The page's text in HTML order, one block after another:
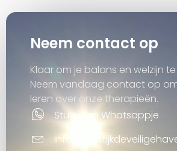
Neem contact op
Klaar om je balans en welzijn
Neem vandaag contact op
leren over onze therapieën.
Stuur een Whatsappje